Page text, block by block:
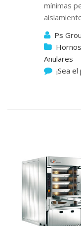
mínimas
Ps
Anulares
¡Sea